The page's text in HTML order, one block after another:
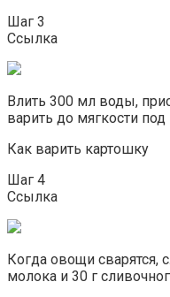
Шаг 3
Ссылка
Влить 300 мл воды,
варить до мягкости
Как варить картошку
Шаг 4
Ссылка
Когда овощи сварятся,
молока и 30 г